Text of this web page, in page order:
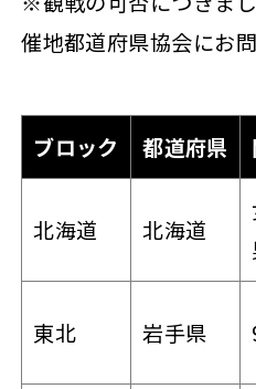
催地都道府県協会にお
ブロック 都道府県
北海道 北海道
東北 岩手県